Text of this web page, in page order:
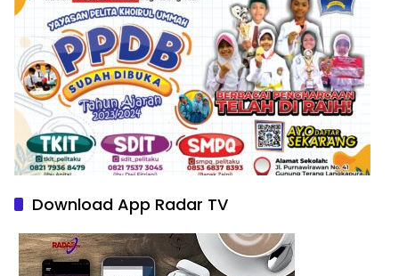
Download App Radar TV